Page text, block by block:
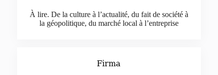
À lire. De la culture à l’actualité, du fait de société à
la géopolitique, du marché local à l’entreprise
Firma